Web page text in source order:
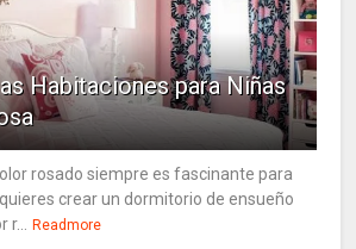
Habitaciones para Niñas
rosado siempre es fascinante para
crear un dormitorio de ensueño
r... Readmore